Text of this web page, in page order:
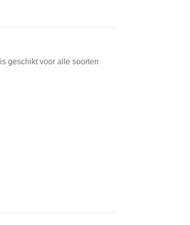
geschikt voor alle soorten